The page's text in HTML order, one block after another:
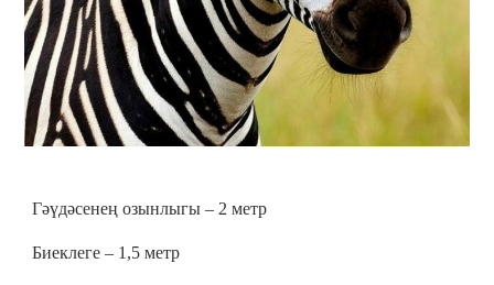
Гәүдәсенең озынлыгы – 2 метр
Биеклеге – 1,5 метр